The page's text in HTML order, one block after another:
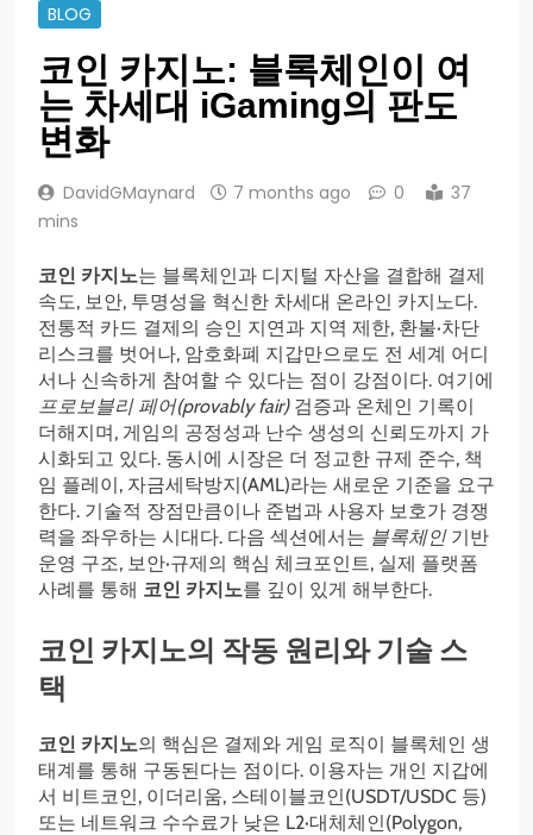
BLOG
코인 카지노: 블록체인이 여
는 차세대 iGaming의 판도
변화
DavidGMaynard 7 months ago 0
37
mins
코인 카지노는 블록체인과 디지털 자산을 결합해 결제
속도, 보안, 투명성을 혁신한 차세대 온라인 카지노다.
전통적 카드 결제의 승인 지연과 지역 제한, 환불·차단
리스크를 벗어나, 암호화폐 지갑만으로도 전 세계 어디
서나 신속하게 참여할 수 있다는 점이 강점이다. 여기에
프로보블리 페어(provably fair)검증과 온체인 기록이
더해지며, 게임의 공정성과 난수 생성의 신뢰도까지 가
시화되고 있다. 동시에 시장은 더 정교한 규제 준수, 책
임 플레이, 자금세탁방지(AML)라는 새로운 기준을 요구
한다. 기술적 장점만큼이나 준법과 사용자 보호가 경쟁
력을 좌우하는 시대다. 다음 섹션에서는 블록체인기반
운영 구조, 보안·규제의 핵심 체크포인트, 실제 플랫폼
사례를 통해 코인 카지노를 깊이 있게 해부한다.
코인 카지노의 작동 원리와 기술 스
택
코인 카지노의 핵심은 결제와 게임 로직이 블록체인 생
태계를 통해 구동된다는 점이다. 이용자는 개인 지갑에
서 비트코인, 이더리움, 스테이블코인(USDT/USDC 등)
또는 네트워크 수수료가 낮은 L2·대체체인(Polygon,